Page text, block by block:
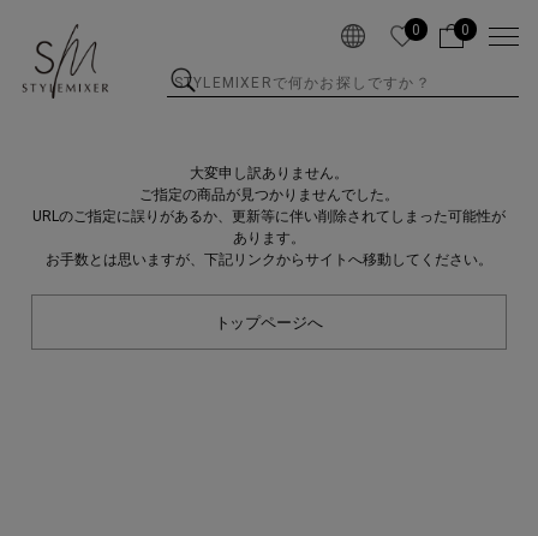
0 0
大変申し訳ありません。
ご指定の商品が見つかりませんでした。
URLのご指定に誤りがあるか、更新等に伴い削除されてしまった可能性が
あります。
お手数とは思いますが、下記リンクからサイトへ移動してください。
トップページへ